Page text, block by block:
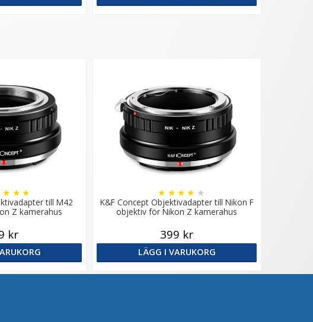
till M42
Z kamerahus
★ ★ ★
kr
K&F Concept Objektivadapter till Nikon F
objektiv för Nikon Z kamerahus
★ ★ ★ ★ ★
399 kr
LÄGG I VARUKORG